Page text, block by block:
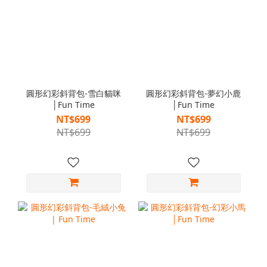
圓形幻彩斜背包-雪白貓咪
│Fun Time
NT$699
NT$699
圓形幻彩斜背包-夢幻小鹿
│Fun Time
NT$699
NT$699